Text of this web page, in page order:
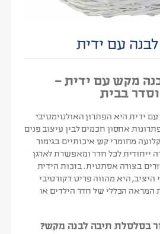
עם ידית
מקש עם ידית –
בבית
ידית היא הפתרון האולטימטיבי
אחסון חכמים לבין עיצוב פנים
מחומרי קש איכותיים בגימור
ייחודית לכל חדר ומאפשרת לארגן
בצורה אסתטית. בזכות הידית
היציב, היא מהווה פריט דקורטיבי
המראה הכללי של חדר הילדים או
בסלסלת תיבה לבנה מקש?